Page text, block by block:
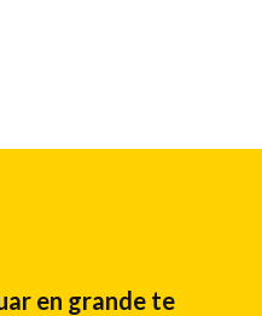
en grande te